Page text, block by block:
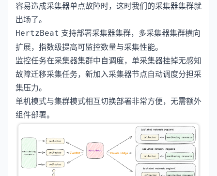
容易造成采集器单点故障时，这时我们的采集器集群就
出场了。
HertzBeat 支持部署采集器集群，多采集器集群横向
扩展，指数级提高可监控数量与采集性能。
监控任务在采集器集群中自调度，单采集器挂掉无感知
故障迁移采集任务，新加入采集器节点自动调度分担采
集压力。
单机模式与集群模式相互切换部署非常方便，无需额外
组件部署。